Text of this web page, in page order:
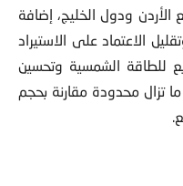
الأردن ودول الخليج، إضافة
الاعتماد على الاستيراد
للطاقة الشمسية وتحسين
ما تزال محدودة مقارنة بحجم